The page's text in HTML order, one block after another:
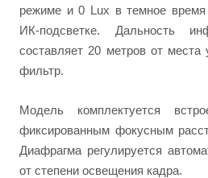
режиме и 0 Lux в темное время
ИК-подсветке. Дальность
составляет 20 метров от места
фильтр.
Модель комплектуется
фиксированным фокусным
Диафрагма регулируется
от степени освещения кадра.